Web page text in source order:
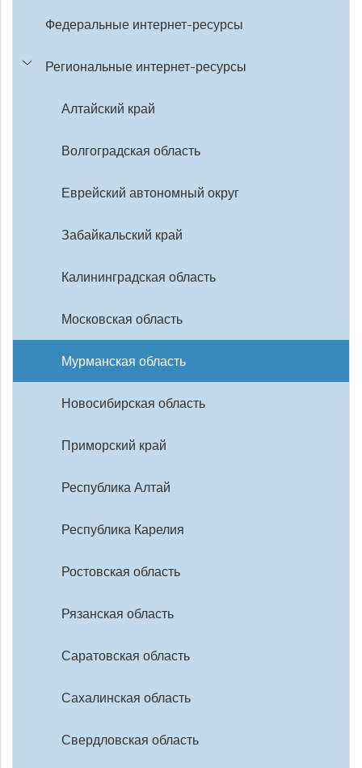
Федеральные интернет-ресурсы
Региональные интернет-ресурсы
Алтайский край
Волгоградская область
Еврейский автономный округ
Забайкальский край
Калининградская область
Московская область
Мурманская область
Новосибирская область
Приморский край
Республика Алтай
Республика Карелия
Ростовская область
Рязанская область
Саратовская область
Сахалинская область
Свердловская область